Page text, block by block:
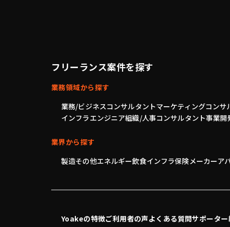
フリーランス案件を探す
業務領域から探す
業務/ビジネスコンサルタントマーケティングコンサ
インフラエンジニア組織/人事コンサルタント事業開
業界から探す
製造その他エネルギー飲食インフラ保険メーカーア
Yoakeの特徴ご利用者の声よくある質問サポーター